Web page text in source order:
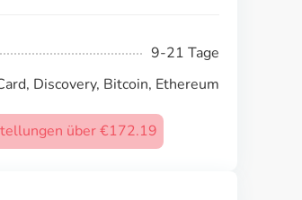
9-21 Tage
Discovery, Bitcoin, Ethereum
über €172.19